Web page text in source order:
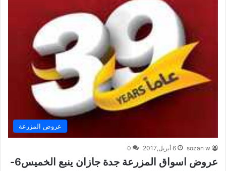
عروض المزرعة
sozan w 6 أبريل,2017 0
عروض اسواق المزرعة جدة جازان ينبع الخميس6-